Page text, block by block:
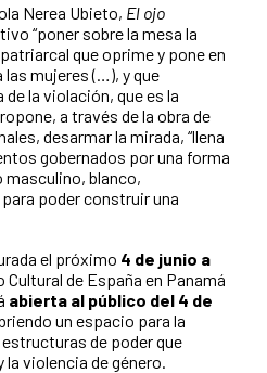
Nerea Ubieto, El ojo
“poner sobre la mesa la
que oprime y pone en
mujeres (…), y que
la violación, que es la
a través de la obra de
desarmar la mirada, “llena
gobernados por una forma
masculino, blanco,
poder construir una
el próximo 4 de junio a
Cultural de España en Panamá
abierta al público del 4 de
un espacio para la
de poder que
violencia de género.